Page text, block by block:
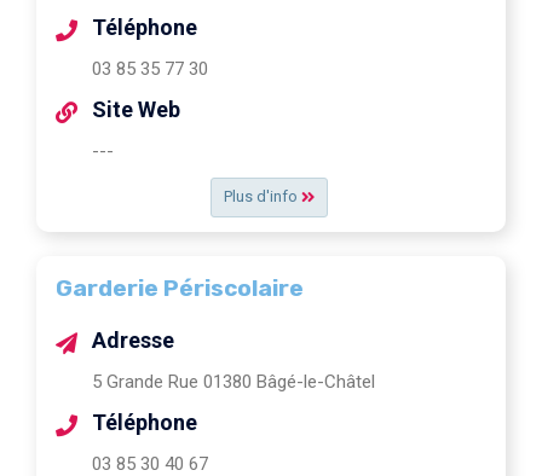
Plus d'info
Téléphone
03 85 35 77 30
Site Web
---
Garderie Périscolaire
Adresse
5 Grande Rue 01380 Bâgé-le-Châtel
Téléphone
03 85 30 40 67